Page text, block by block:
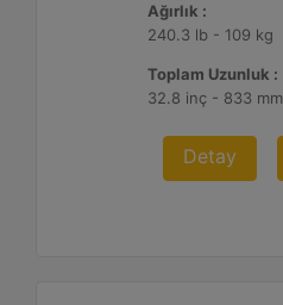
Ağırlık :
240.3 lb - 109 kg
Toplam Uzunluk :
32.8 inç - 833 mm
Detay